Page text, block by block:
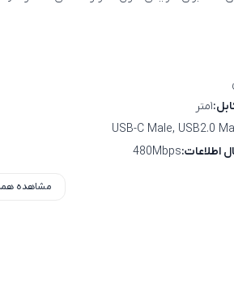
۱متر
USB-C Male, USB2.0
اطلاعات:480Mbps
مشاهده